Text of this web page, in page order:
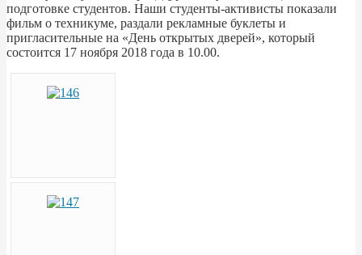
подготовке студентов. Наши студенты-активисты показали
фильм о техникуме, раздали рекламные буклеты и
пригласительные на «День открытых дверей», который
состоится 17 ноября 2018 года в 10.00.